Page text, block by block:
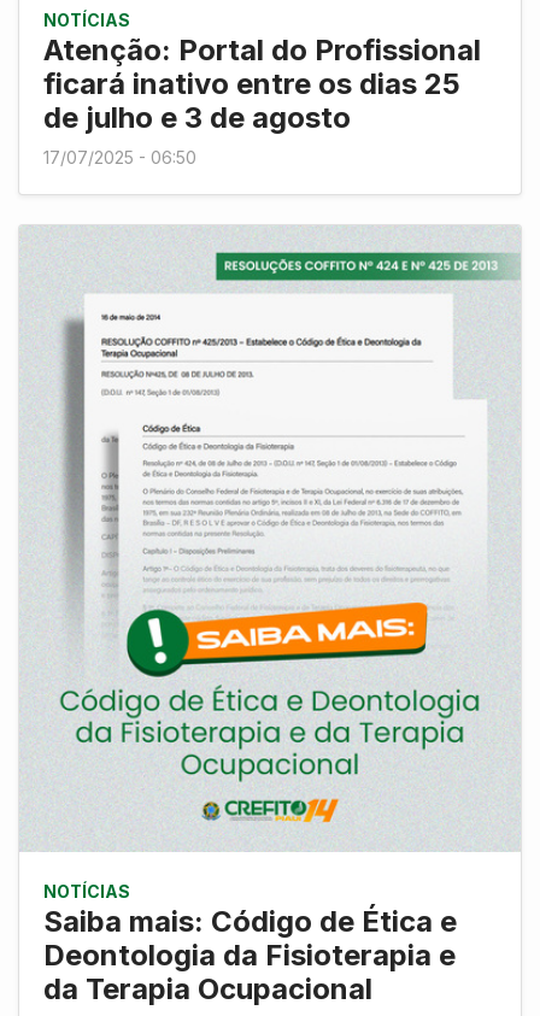
NOTÍCIAS
Atenção: Portal do Profissional
ficará inativo entre os dias 25
de julho e 3 de agosto
17/07/2025 - 06:50
NOTÍCIAS
Saiba mais: Código de Ética e
Deontologia da Fisioterapia e
da Terapia Ocupacional